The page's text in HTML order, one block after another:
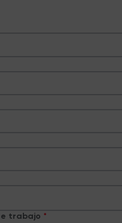
trabajo